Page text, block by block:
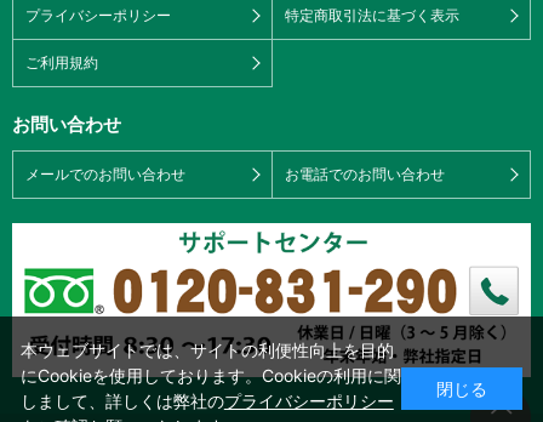
プライバシーポリシー 特定商取引法に基づく表示
ご利用規約
お問い合わせ
メールでのお問い合わせ お電話でのお問い合わせ
本ウェブサイトでは、サイトの利便性向上を目的
にCookieを使用しております。Cookieの利用に関
しまして、詳しくは弊社のプライバシーポリシー
閉じる